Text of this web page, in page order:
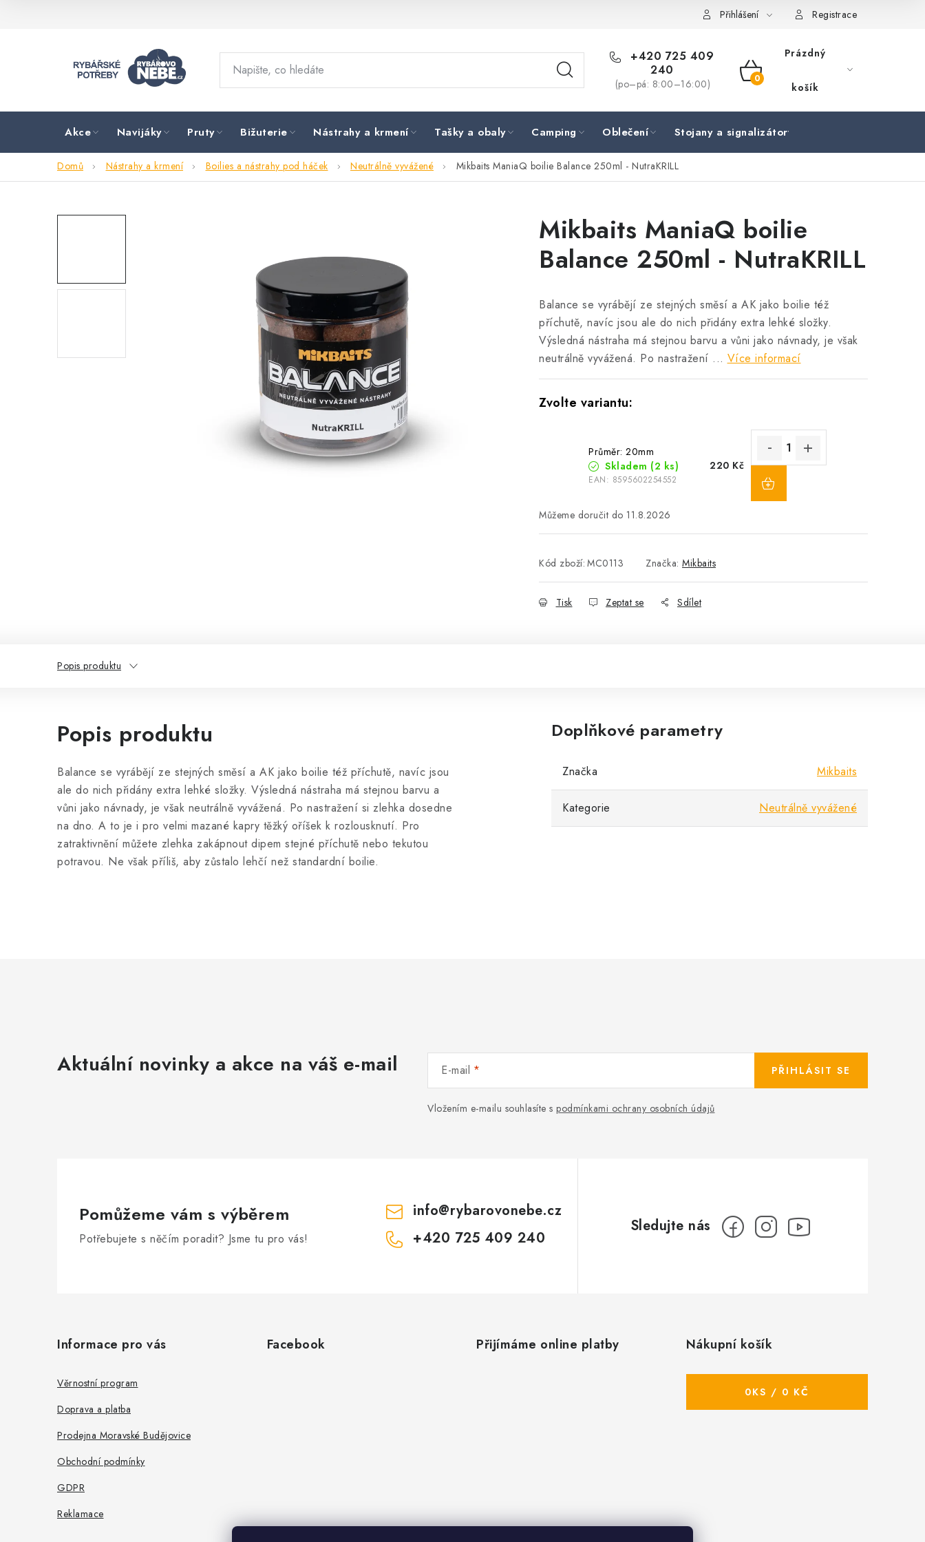
Přihlášení Registrace
+420 725 409
240
(po–pá: 8:00–16:00)
NÁKUPNÍ
Prázdný
košík
Akce Navijáky Pruty Bižuterie Nástrahy a krmení Tašky a obaly Camping Oblečení Stojany a signalizátory
Domů Nástrahy a krmení Boilies a nástrahy pod háček Neutrálně vyvážené Mikbaits ManiaQ boilie Balance 250ml - NutraKRILL
Mikbaits ManiaQ boilie
Balance 250ml - NutraKRILL
Balance se vyrábějí ze stejných směsí a AK jako boilie též
příchutě, navíc jsou ale do nich přidány extra lehké složky.
Výsledná nástraha má stejnou barvu a vůni jako návnady, je však
neutrálně vyvážená. Po nastražení ... Více informací
Průměr: 20mm
Skladem (2 ks)
EAN: 8595602254552
220 Kč
11.8.2026
Kód zboží: MC0113 Značka: Mikbaits
Tisk Zeptat se Sdílet
Popis produktu
Popis produktu
Balance se vyrábějí ze stejných směsí a AK jako boilie též příchutě, navíc jsou
ale do nich přidány extra lehké složky. Výsledná nástraha má stejnou barvu a
vůni jako návnady, je však neutrálně vyvážená. Po nastražení si zlehka dosedne
na dno. A to je i pro velmi mazané kapry těžký oříšek k rozlousknutí. Pro
zatraktivnění můžete zlehka zakápnout dipem stejné příchutě nebo tekutou
potravou. Ne však příliš, aby zůstalo lehčí než standardní boilie.
Doplňkové parametry
Značka Mikbaits
Kategorie Neutrálně vyvážené
Aktuální novinky a akce na váš e-mail E-mail
Vložením e-mailu souhlasíte s podmínkami ochrany osobních údajů
PŘIHLÁSIT SE
Pomůžeme vám s výběrem
Potřebujete s něčím poradit? Jsme tu pro vás!
info@rybarovonebe.cz
+420 725 409 240
Informace pro vás
Věrnostní program
Doprava a platba
Prodejna Moravské Budějovice
Obchodní podmínky
GDPR
Reklamace
Facebook Přijímáme online platby Nákupní košík
0KS / 0 KČ